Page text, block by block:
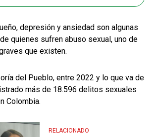
depresión y ansiedad son algunas
quienes sufren abuso sexual, uno de
que existen.
del Pueblo, entre 2022 y lo que va de
más de 18.596 delitos sexuales
Colombia.
RELACIONADO